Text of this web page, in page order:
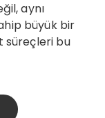
aynı
büyük bir
süreçleri bu